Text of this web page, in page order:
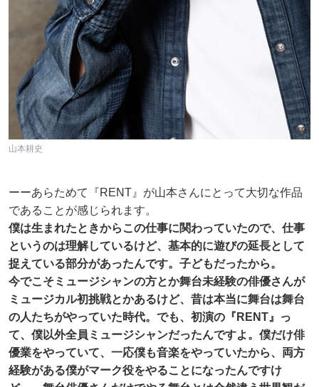
山本耕史
ーーあらためて『RENT』が山本さんにとって大切な作品
であることが感じられます。
僕は生まれたときからこの仕事に関わっていたので、仕事
というのは理解しているけど、基本的に遊びの延長として
捉えている部分があったんです。子どもだったから。
今でこそミュージシャンの方とか舞台未経験の俳優さんが
ミュージカル初挑戦とかあるけど、昔は本当に舞台は舞台
の人たちがやっていた時代。でも、初演の『RENT』っ
て、僕以外全員ミュージシャンだったんですよ。僕だけ俳
優業をやっていて、一応僕も音楽をやっていたから、両方
経験がある僕がマーク役をやることになったんですけ